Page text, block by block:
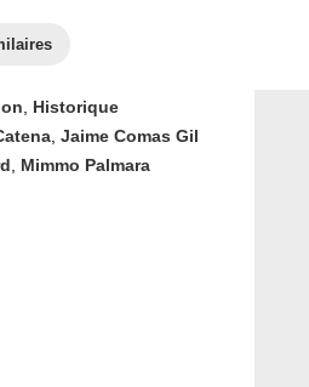
Historique
Jaime Comas Gil
Mimmo Palmara